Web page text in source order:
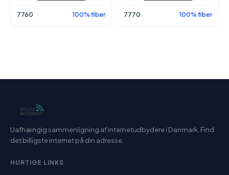
7760 100% fiber 7770 100% fiber
Uafhængig sammenligning af internetudbydere i Danmark. Find
det billigste internet på din adresse.
HURTIGE LINKS